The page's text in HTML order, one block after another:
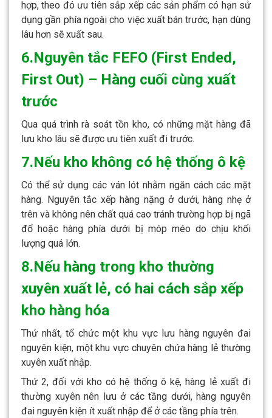
hợp, theo đó ưu tiên sắp xếp các sản phẩm có hạn sử
dụng gần phía ngoài cho việc xuất bán trước, hạn dùng
lâu hơn sẽ xuất sau.
6.Nguyên tắc FEFO (First Ended,
First Out) – Hàng cuối cùng xuất
trước
Qua quá trình rà soát tồn kho, có những mặt hàng đã
lưu kho lâu sẽ được ưu tiên xuất đi trước.
7.Nếu kho không có hệ thống ô kệ
Có thể sử dụng các ván lót nhằm ngăn cách các mặt
hàng. Nguyên tắc xếp hàng nặng ở dưới, hàng nhẹ ở
trên và không nên chất quá cao tránh trường hợp bị ngã
đổ hoặc hàng phía dưới bị móp méo do chịu khối
lượng quá lớn.
8.Nếu hàng trong kho thường
xuyên xuất lẻ, có hai cách sắp xếp
kho hàng hóa
Thứ nhất, tổ chức một khu vực lưu hàng nguyên đai
nguyên kiện, một khu vực chuyên chứa hàng lẻ thường
xuyên xuất nhập.
Thứ 2, đối với kho có hệ thống ô kệ, hàng lẻ xuất đi
thường xuyên nên lưu ở các tầng dưới, hàng nguyên
đai nguyên kiện ít xuất nhập để ở các tầng phía trên.